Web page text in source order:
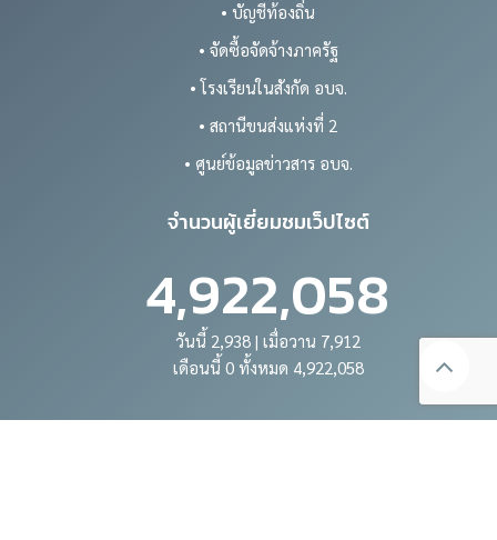
• บัญชีท้องถิ่น
• จัดซื้อจัดจ้างภาครัฐ
• โรงเรียนในสังกัด อบจ.
• สถานีขนส่งแห่งที่ 2
• ศูนย์ข้อมูลข่าวสาร อบจ.
จำนวนผู้เยี่ยมชมเว็ปไซต์
4,922,058
วันนี้ 2,938 | เมื่อวาน 7,912
เดือนนี้ 0 ทั้งหมด 4,922,058